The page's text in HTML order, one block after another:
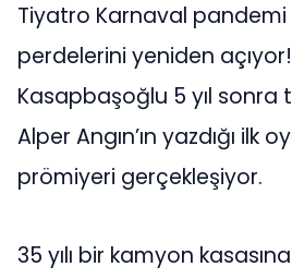
Tiyatro Karnaval pandemi
perdelerini yeniden
Kasapbaşoğlu 5 yıl sonra
Alper Angın’ın yazdığı ilk
prömiyeri gerçekleşiyor.
35 yılı bir kamyon